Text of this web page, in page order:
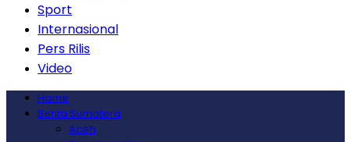
Sport
Internasional
Pers Rilis
Video
Home
Berita Sumatera
Aceh